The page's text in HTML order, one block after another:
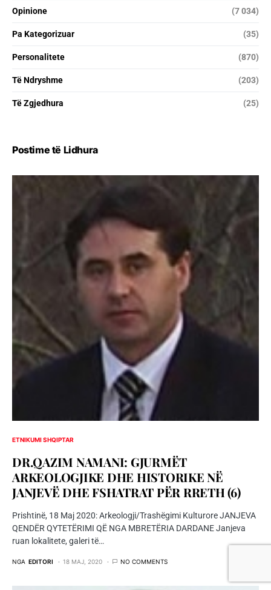
Opinione (7 034)
Pa Kategorizuar (35)
Personalitete (870)
Të Ndryshme (203)
Të Zgjedhura (25)
Postime të Lidhura
ETNIKUMI SHQIPTAR
DR.QAZIM NAMANI: GJURMËT
ARKEOLOGJIKE DHE HISTORIKE NË
JANJEVË DHE FSHATRAT PËR RRETH (6)
Prishtinë, 18 Maj 2020: Arkeologji/Trashëgimi Kulturore JANJEVA
QENDËR QYTETËRIMI QË NGA MBRETËRIA DARDANE Janjeva
ruan lokalitete, galeri të…
NGA EDITORI 18 MAJ, 2020 NO COMMENTS